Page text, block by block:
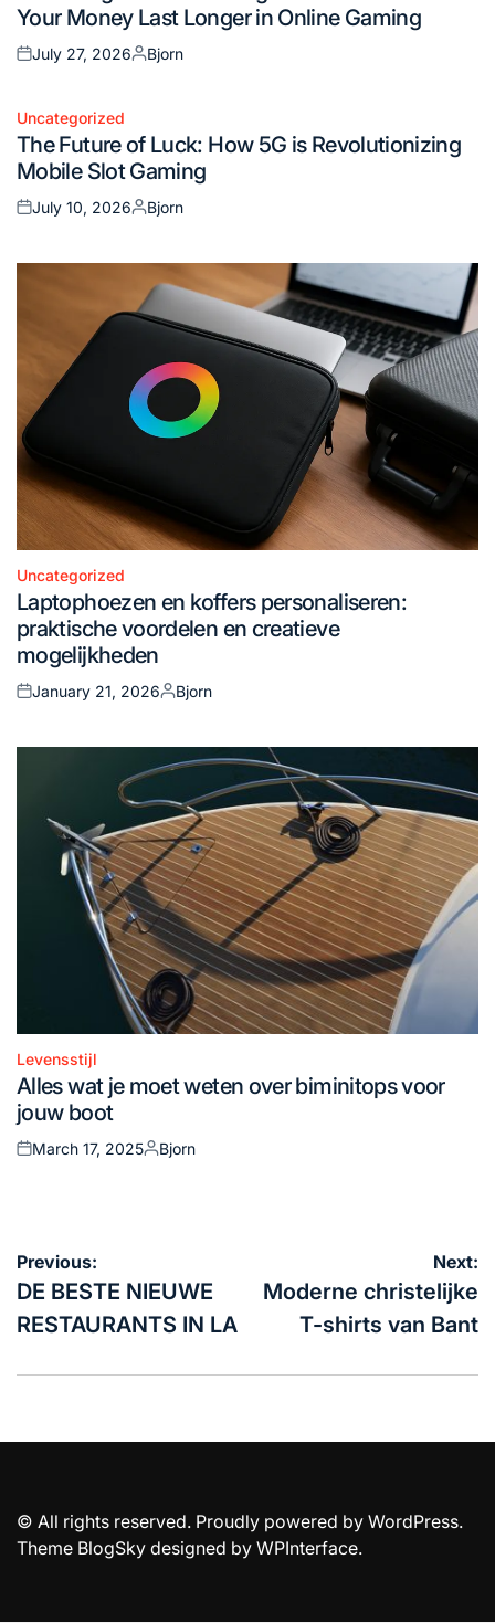
Your Money Last Longer in Online Gaming
Posted
July 27, 2026
Posted
Bjorn
Posted
in
Uncategorized
The Future of Luck: How 5G is Revolutionizing
Mobile Slot Gaming
Posted
July 10, 2026
Posted
Bjorn
Posted
in
Uncategorized
Laptophoezen en koffers personaliseren:
praktische voordelen en creatieve
mogelijkheden
Posted
January 21, 2026
Posted
Bjorn
Posted
in
Levensstijl
Alles wat je moet weten over biminitops voor
jouw boot
Posted
March 17, 2025
Posted
Bjorn
Post
navigation
Previous:
DE BESTE NIEUWE
RESTAURANTS IN LA
Next:
Moderne christelijke
T-shirts van Bant
© All rights reserved. Proudly powered by WordPress.
Theme BlogSky designed by WPInterface.